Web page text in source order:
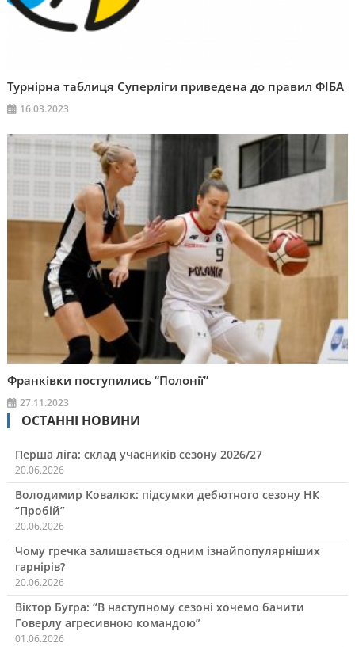
Турнірна таблиця Суперліги приведена до правил ФІБА
16.03.2023
Франківки поступились “Полонії”
27.11.2023
ОСТАННІ НОВИНИ
Перша ліга: склад учасників сезону 2026/27
20.06.2026
Володимир Ковалюк: підсумки дебютного сезону НК
“Пробій”
20.06.2026
Чому гречка залишається одним ізнайпопулярніших
гарнірів?
20.06.2026
Віктор Бугра: “В наступному сезоні хочемо бачити
Говерлу агресивною командою”
01.06.2026